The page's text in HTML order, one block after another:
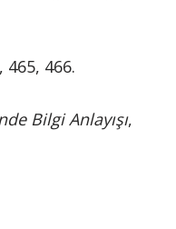
, 465, 466.
Bilgi Anlayışı,